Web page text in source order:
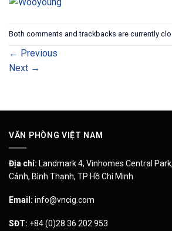
Both comments and trackbacks are currently
← Previous
Next →
VĂN PHÒNG VIỆT NAM
Địa chỉ: Landmark 4, Vinhomes Central
Cảnh, Bình Thạnh, TP Hồ Chí Minh
Email: info@vncig.com
SĐT: +84 (0)28 36 202 953